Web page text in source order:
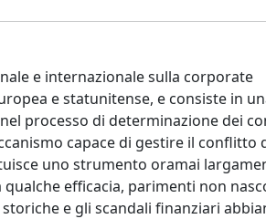
e internazionale sulla corporate
e statunitense, e consiste in
processo di determinazione dei
capace di gestire il conflitto
uno strumento oramai
efficacia, parimenti non
e gli scandali finanziari